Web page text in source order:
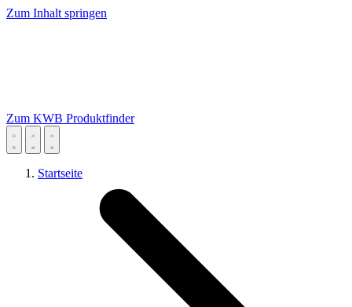
Zum Inhalt springen
Zum KWB Produktfinder
Startseite